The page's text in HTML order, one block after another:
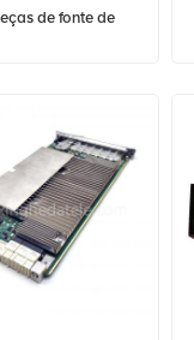
de fonte de